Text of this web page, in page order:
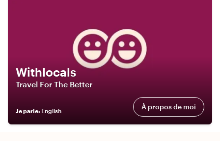
Withlocals
Travel For The Better
Je parle: English À propos de moi